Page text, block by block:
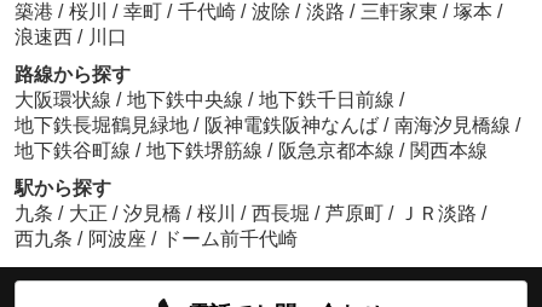
築港 / 桜川 / 幸町 / 千代崎 / 波除 / 淡路 / 三軒家東 / 塚本 /
浪速西 / 川口
路線から探す
大阪環状線 / 地下鉄中央線 / 地下鉄千日前線 /
地下鉄長堀鶴見緑地 / 阪神電鉄阪神なんば / 南海汐見橋線 /
地下鉄谷町線 / 地下鉄堺筋線 / 阪急京都本線 / 関西本線
駅から探す
九条 / 大正 / 汐見橋 / 桜川 / 西長堀 / 芦原町 / ＪＲ淡路 /
西九条 / 阿波座 / ドーム前千代崎